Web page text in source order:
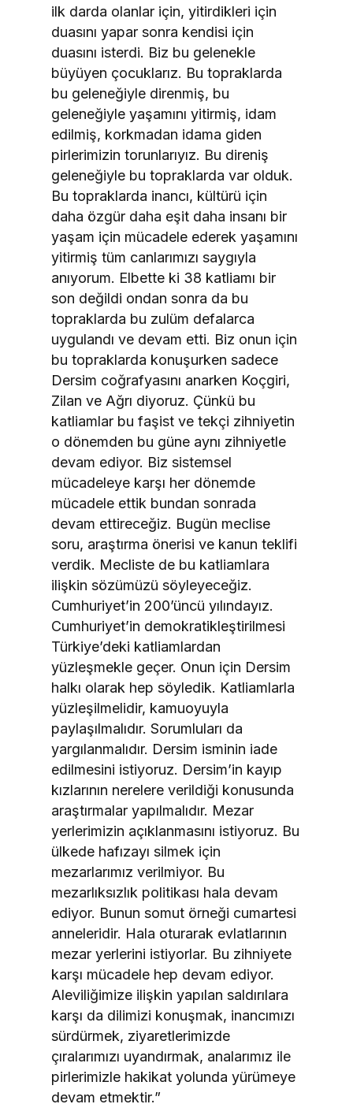
ilk darda olanlar için, yitirdikleri için
duasını yapar sonra kendisi için
duasını isterdi. Biz bu gelenekle
büyüyen çocuklarız. Bu topraklarda
bu geleneğiyle direnmiş, bu
geleneğiyle yaşamını yitirmiş, idam
edilmiş, korkmadan idama giden
pirlerimizin torunlarıyız. Bu direniş
geleneğiyle bu topraklarda var olduk.
Bu topraklarda inancı, kültürü için
daha özgür daha eşit daha insanı bir
yaşam için mücadele ederek yaşamını
yitirmiş tüm canlarımızı saygıyla
anıyorum. Elbette ki 38 katliamı bir
son değildi ondan sonra da bu
topraklarda bu zulüm defalarca
uygulandı ve devam etti. Biz onun için
bu topraklarda konuşurken sadece
Dersim coğrafyasını anarken Koçgiri,
Zilan ve Ağrı diyoruz. Çünkü bu
katliamlar bu faşist ve tekçi zihniyetin
o dönemden bu güne aynı zihniyetle
devam ediyor. Biz sistemsel
mücadeleye karşı her dönemde
mücadele ettik bundan sonrada
devam ettireceğiz. Bugün meclise
soru, araştırma önerisi ve kanun teklifi
verdik. Mecliste de bu katliamlara
ilişkin sözümüzü söyleyeceğiz.
Cumhuriyet’in 200’üncü yılındayız.
Cumhuriyet’in demokratikleştirilmesi
Türkiye’deki katliamlardan
yüzleşmekle geçer. Onun için Dersim
halkı olarak hep söyledik. Katliamlarla
yüzleşilmelidir, kamuoyuyla
paylaşılmalıdır. Sorumluları da
yargılanmalıdır. Dersim isminin iade
edilmesini istiyoruz. Dersim’in kayıp
kızlarının nerelere verildiği konusunda
araştırmalar yapılmalıdır. Mezar
yerlerimizin açıklanmasını istiyoruz. Bu
ülkede hafızayı silmek için
mezarlarımız verilmiyor. Bu
mezarlıksızlık politikası hala devam
ediyor. Bunun somut örneği cumartesi
anneleridir. Hala oturarak evlatlarının
mezar yerlerini istiyorlar. Bu zihniyete
karşı mücadele hep devam ediyor.
Aleviliğimize ilişkin yapılan saldırılara
karşı da dilimizi konuşmak, inancımızı
sürdürmek, ziyaretlerimizde
çıralarımızı uyandırmak, analarımız ile
pirlerimizle hakikat yolunda yürümeye
devam etmektir.”